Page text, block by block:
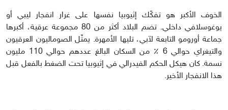
الخوف الأكبر هو تفكّك إثيوبيا نفسها على غرار انفجار ليبي أو
يوغوسلافي داخلي. تضم البلاد أكثر من 80 مجموعة عرقية، أكبرها
جماعة أورومو التابعة لآبي، تليها الأمهرة. يمثّل الصوماليون العرقيون
والتيغراي حوالي 6 ٪ من السكان البالغ عددهم حوالي 110 مليون
نسمة. كان هيكل الحكم الفيدرالي في إثيوبيا تحت الضغط بالفعل قبل
هذا الانفجار الأخير.